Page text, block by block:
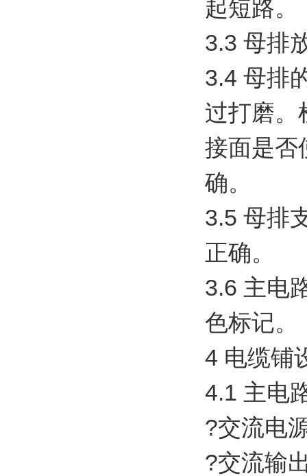
起短路。
3.3 母排
3.4 母排
过打磨。
接面是否
确。
3.5 母排
正确。
3.6 主电
色标记。
4 电缆铺
4.1 主电
?交流电
?交流输